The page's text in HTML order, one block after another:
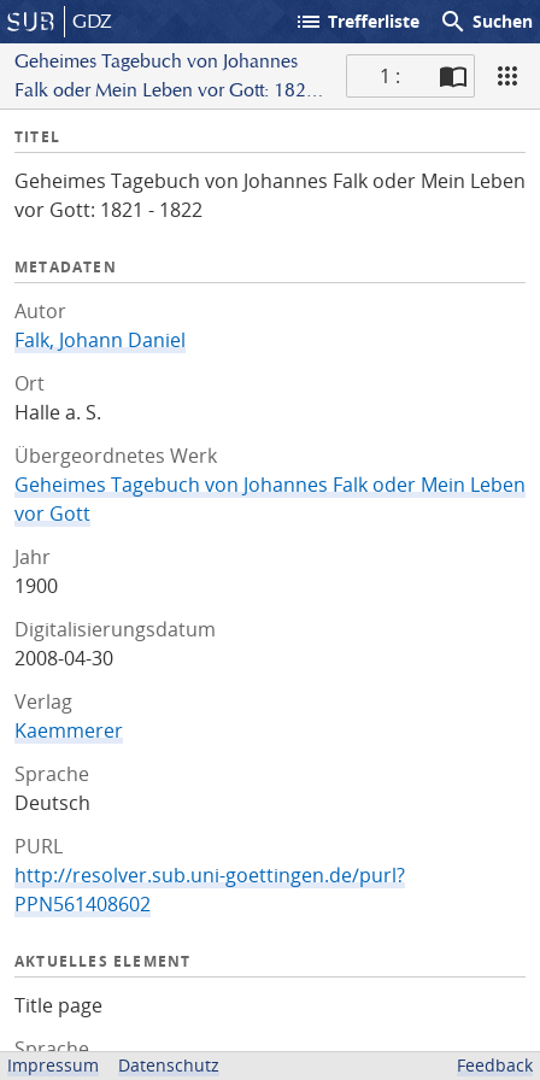
GDZ list Trefferliste search Suchen
Geheimes Tagebuch von Johannes
Falk oder Mein Leben vor Gott: 1821
1 :
I
f
o
TITEL
Geheimes Tagebuch von Johannes Falk oder Mein Leben
vor Gott: 1821 - 1822
METADATEN
Autor
Falk, Johann Daniel
Ort
Halle a. S.
Übergeordnetes Werk
Geheimes Tagebuch von Johannes Falk oder Mein Leben
vor Gott
Jahr
1900
Digitalisierungsdatum
2008-04-30
Verlag
Kaemmerer
Sprache
Deutsch
PURL
http://resolver.sub.uni-goettingen.de/purl?
PPN561408602
AKTUELLES ELEMENT
Title page
Sprache
Impressum Datenschutz Feedback